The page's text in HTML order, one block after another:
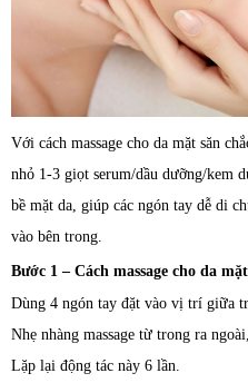
Với cách massage cho da mặt săn
nhỏ 1-3 giọt serum/dầu dưỡng/kem
bề mặt da, giúp các ngón tay dễ di
vào bên trong.
Bước 1 – Cách massage cho da
Dùng 4 ngón tay đặt vào vị trí giữa
Nhẹ nhàng massage từ trong ra
Lặp lại động tác này 6 lần.